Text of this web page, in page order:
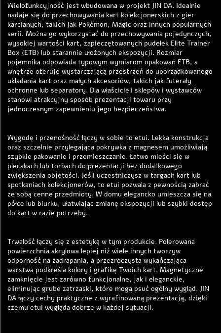
Wielofunkcyjność jest wbudowana w projekt JIN DA. Idealnie
nadaje się do przechowywania kart kolekcjonerskich z gier
karcianych, takich jak Pokémon, Magic oraz innych popularnych
serii. Można go wykorzystać do przechowywania pojedynczych,
wysokiej wartości kart, zapieczętowanych pudełek Elite Trainer
Box (ETB) lub starannie ułożonych ekspozycji. Rozmiar
pojemnika odpowiada typowym wymiarom opakowań ETB, a
wnętrze oferuje wystarczającą przestrzeń do uporządkowanego
układania kart oraz małych akcesoriów, takich jak futerały
ochronne lub separatory. Dla właścicieli sklepów i wystawców
stanowi atrakcyjny sposób prezentacji towaru przy
jednoczesnym zapewnieniu jego bezpieczeństwa.
Wygodę i przenośność łączy w sobie to etui. Lekka konstrukcja
oraz szczelnie przylegająca pokrywka z magnesem umożliwiają
szybkie pakowanie i przemieszczanie. Łatwo mieści się w
plecakach lub torbach do prezentacji bez dodatkowego
zwiększenia objętości. Jeśli uczestniczysz w targach kart lub
spotkaniach kolekcjonerów, to etui pozwala z pewnością zabrać
ze sobą cenne przedmioty. W domu elegancko umieszcza się na
półce lub biurku, ułatwiając zmianę ekspozycji lub szybki dostęp
do kart w razie potrzeby.
Trwałość łączy się z estetyką w tym produkcie. Polerowana
powierzchnia akrylowa lepiej niż wiele innych tworzyw
odporność na zadrapania, a przezroczysta wykańczająca
warstwa podkreśla kolory i grafikę Twoich kart. Magnetyczne
zamknięcie jest zarówno funkcjonalne, jak i eleganckie,
eliminując grube zatrzaski, które mogą psuć ogólny wygląd. JIN
DA łączy cechy praktyczne z wyrafinowaną prezentacją, dzięki
czemu etui wygląda dobrze w każdej sytuacji.